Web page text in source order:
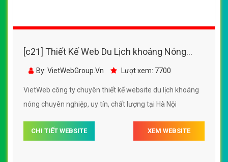
[c21] Thiết Kế Web Du Lịch khoáng Nóng
Tháp Bà đẹp SEO nhanh hiệu quả
By: VietWebGroup.Vn Lượt xem: 7700
VietWeb công ty chuyên thiết kế website du lịch khoáng
nóng chuyên nghiệp, uy tín, chất lượng tại Hà Nội
CHI TIẾT WEBSITE XEM WEBSITE